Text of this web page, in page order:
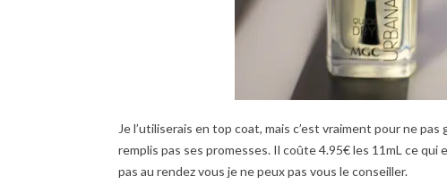
Je l’utiliserais en top coat, mais c’est vraiment pour ne
remplis pas ses promesses. Il coûte 4.95€ les 11mL ce qui
pas au rendez vous je ne peux pas vous le conseiller.